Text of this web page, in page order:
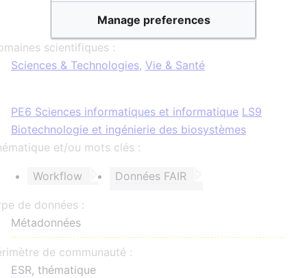
scientifiques :
Sciences & Technologies, Vie & Santé
PE6 Sciences informatiques et informatique LS9
Biotechnologie et ingénierie des biosystèmes
et/ou mots clés :
Workflow Données FAIR
de données :
Métadonnées
de communauté :
ESR, thématique
Manage preferences